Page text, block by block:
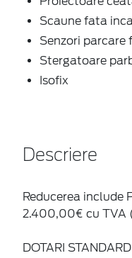
Scaune fata
Senzori parcare
Stergatoare
Isofix
2.400,00€ cu TVA